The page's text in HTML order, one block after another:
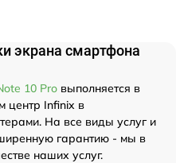
экрана смартфона
10 Pro выполняется в
центр Infinix в
На все виды услуг и
гарантию - мы в
наших услуг.